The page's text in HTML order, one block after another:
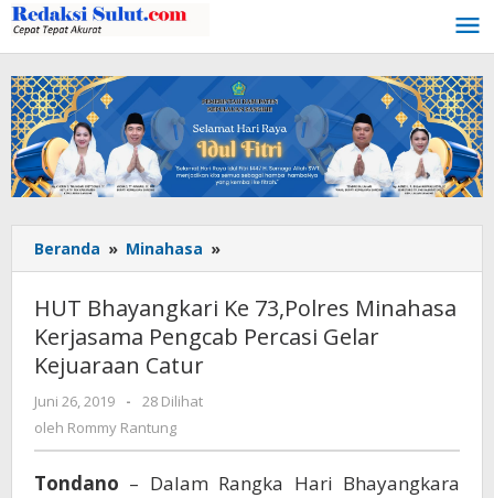
Lewati
ke
konten
Beranda » Minahasa »
Bhayangkari
73,Polres
Minahasa
Kejuaraan
Catur
HUT Bhayangkari Ke 73,Polres Minahasa
Kerjasama Pengcab Percasi Gelar
Kejuaraan Catur
Juni 26, 2019
oleh
Rommy
Rantung
-
28 Dilihat
oleh Rommy Rantung
Tondano – Dalam Rangka Hari Bhayangkara